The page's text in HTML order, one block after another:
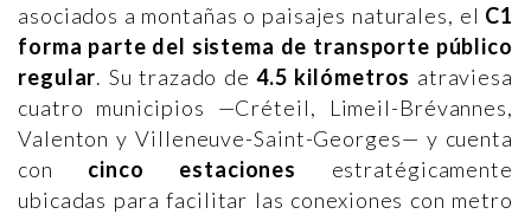
asociados a montañas o paisajes naturales, el C1
forma parte del sistema de transporte público
regular. Su trazado de4.5 kilómetros atraviesa
cuatro municipios —Créteil, Limeil-Brévannes,
Valenton y Villeneuve-Saint-Georges— y cuenta
con cinco estaciones estratégicamente
ubicadas para facilitar las conexiones con metro